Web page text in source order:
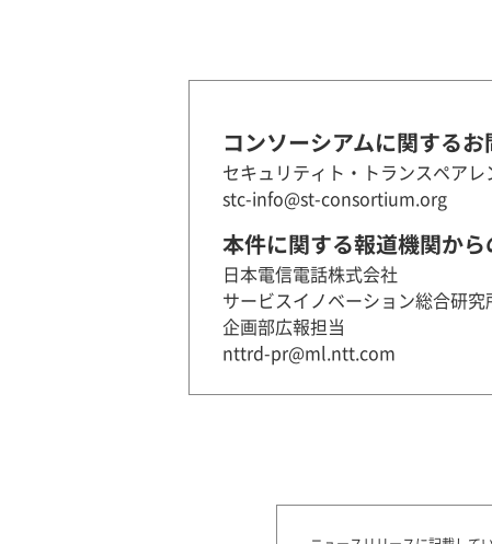
コンソーシアムに関する
セキュリティト・トランスペア
stc-info@st-consortium.org
本件に関する報道機関か
日本電信電話株式会社
サービスイノベーション総合研究
企画部広報担当
nttrd-pr@ml.ntt.com